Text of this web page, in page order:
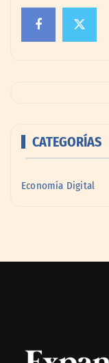
CATEGORÍAS
Economía Digital